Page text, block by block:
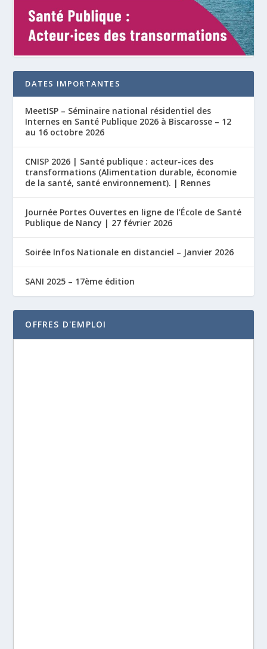
DATES IMPORTANTES
MeetISP – Séminaire national résidentiel des
Internes en Santé Publique 2026 à Biscarosse – 12
au 16 octobre 2026
CNISP 2026 | Santé publique : acteur-ices des
transformations (Alimentation durable, économie
de la santé, santé environnement). | Rennes
Journée Portes Ouvertes en ligne de l’École de Santé
Publique de Nancy | 27 février 2026
Soirée Infos Nationale en distanciel – Janvier 2026
SANI 2025 – 17ème édition
OFFRES D'EMPLOI